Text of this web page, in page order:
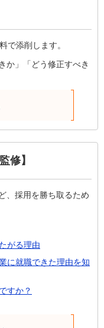
で添削します。
か」「どう修正すべき
修】
、採用を勝ち取るため
がる理由
に就職できた理由を知
すか？